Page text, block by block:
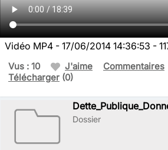
Vidéo MP4 - 17/06/2014 14:36:53 -
Vus : 10 J'aime Commentaires
Télécharger (0)
Dossier